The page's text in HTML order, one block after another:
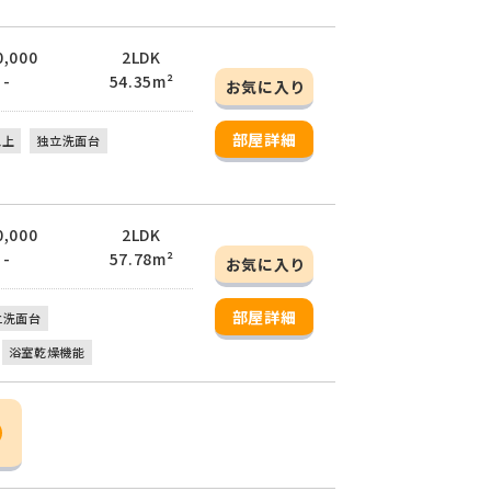
2LDK
54.35m²
お気に入り
部屋詳細
独立洗面台
2LDK
57.78m²
お気に入り
部屋詳細
面台
浴室乾燥機能